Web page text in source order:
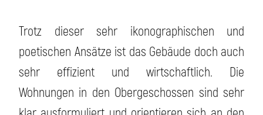
Trotz dieser sehr ikonographischen und
poetischen Ansätze ist das Gebäude doch auch
sehr effizient und wirtschaftlich. Die
Wohnungen in den Obergeschossen sind sehr